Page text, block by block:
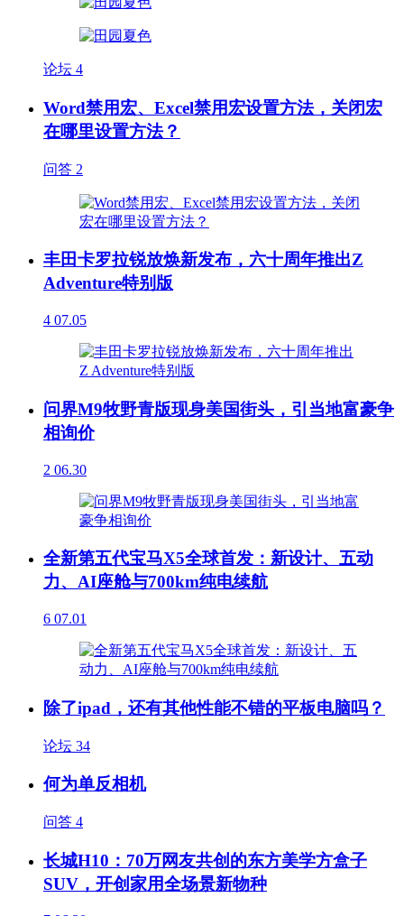
论坛 4
Word禁用宏、Excel禁用宏设置方法，关闭宏
在哪里设置方法？
问答 2
丰田卡罗拉锐放焕新发布，六十周年推出Z
Adventure特别版
4 07.05
问界M9牧野青版现身美国街头，引当地富豪争
相询价
2 06.30
全新第五代宝马X5全球首发：新设计、五动
力、AI座舱与700km纯电续航
6 07.01
除了ipad，还有其他性能不错的平板电脑吗？
论坛 34
何为单反相机
问答 4
长城H10：70万网友共创的东方美学方盒子
SUV，开创家用全场景新物种